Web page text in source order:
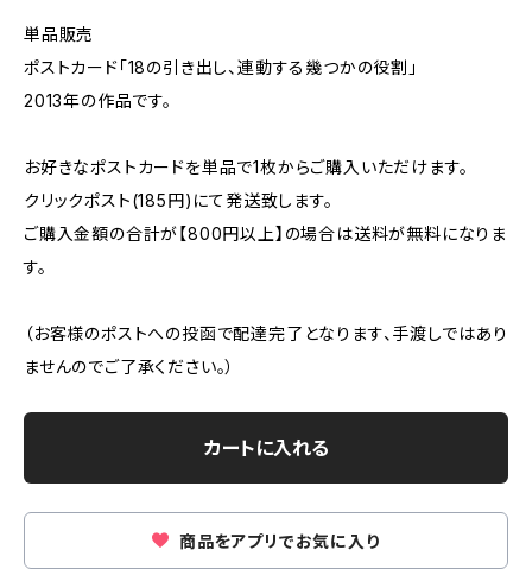
単品販売
ポストカード「18の引き出し、連動する幾つかの役割」
2013年の作品です。
お好きなポストカードを単品で1枚からご購入いただけます。
クリックポスト(185円)にて発送致します。
ご購入金額の合計が【800円以上】の場合は送料が無料になりま
す。
（お客様のポストへの投函で配達完了となります、手渡しではあり
ませんのでご了承ください。）
カートに入れる
商品をアプリでお気に入り